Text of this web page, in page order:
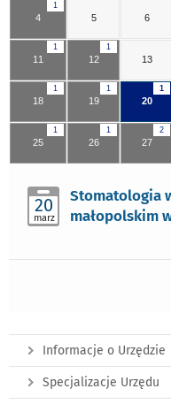
1
4 5 6
1
11
1
12 13
1
18
1
19
1
20
1
25
1
26
2
27
20
marz
Stomatologia
małopolskim
Informacje o Urzędzie
Specjalizacje Urzędu